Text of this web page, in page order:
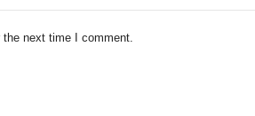
next time I comment.